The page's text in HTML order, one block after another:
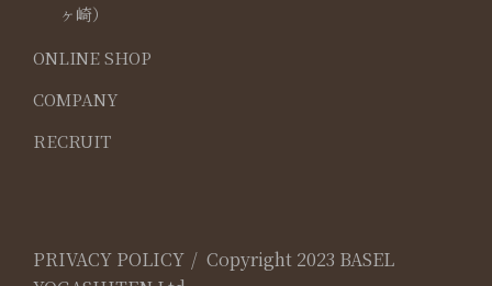
ヶ崎）
ONLINE SHOP
COMPANY
RECRUIT
PRIVACY POLICY
Copyright 2023 BASEL